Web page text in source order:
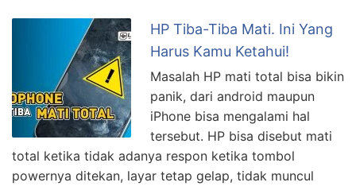
HP Tiba-Tiba Mati. Ini Yang
Harus Kamu Ketahui!
Masalah HP mati total bisa bikin
panik, dari android maupun
iPhone bisa mengalami hal
tersebut. HP bisa disebut mati
total ketika tidak adanya respon ketika tombol
powernya ditekan, layar tetap gelap, tidak muncul